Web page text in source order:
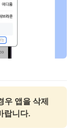
우 앱을 삭제
랍니다.